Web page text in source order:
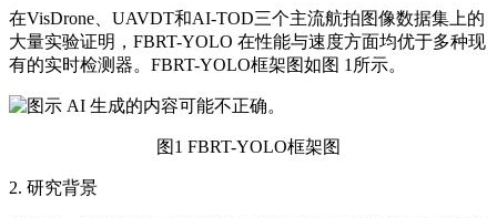
在VisDrone、UAVDT和AI-TOD三个主流航拍图像数据集上的
大量实验证明，FBRT-YOLO 在性能与速度方面均优于多种现
有的实时检测器。FBRT-YOLO框架图如图 1所示。
图1 FBRT-YOLO框架图
2. 研究背景